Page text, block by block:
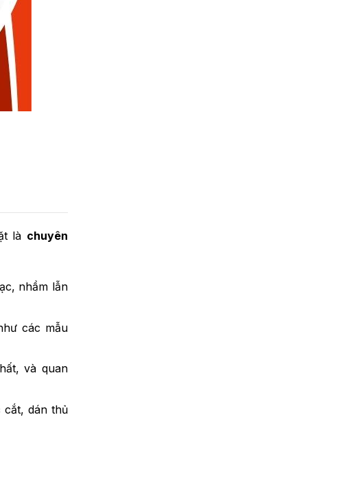
là chuyên
nhầm lẫn
các mẫu
và quan
cắt, dán thủ